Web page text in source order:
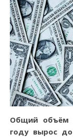
Общий объём
году вырос